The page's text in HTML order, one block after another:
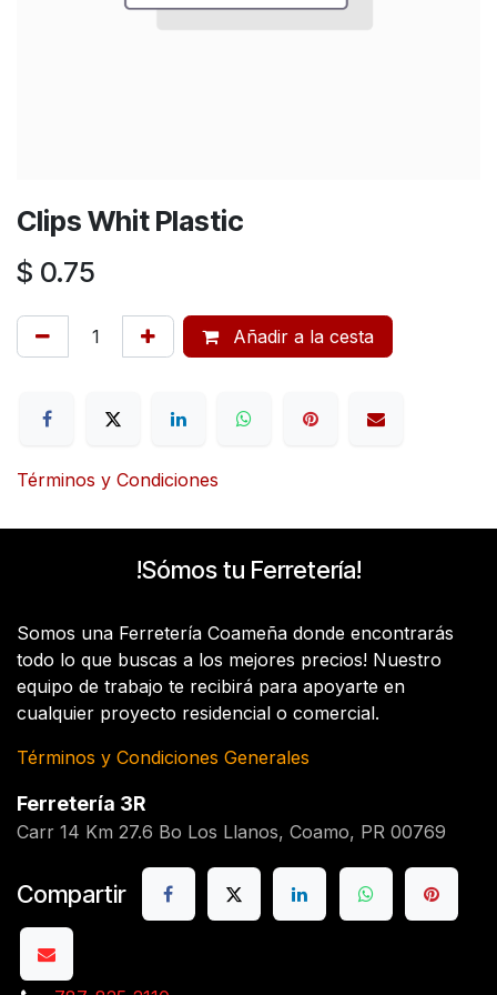
Clips Whit Plastic
$ 0.75
Añadir a la cesta
Términos y Condiciones
!Sómos tu Ferretería!
Somos una Ferretería Coameña donde encontrarás
todo lo que buscas a los mejores precios! Nuestro
equipo de trabajo te recibirá para apoyarte en
cualquier proyecto residencial o comercial.
Términos y Condiciones Generales
Ferretería 3R
Carr 14 Km 27.6 Bo Los Llanos, Coamo, PR 00769
Compartir